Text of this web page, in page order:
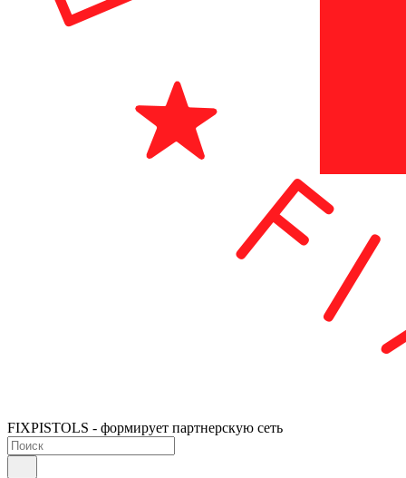
FIXPISTOLS - формирует партнерскую сеть